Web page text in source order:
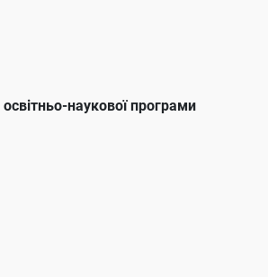
освітньо-наукової програми